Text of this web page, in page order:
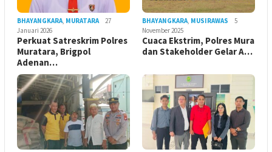
BHAYANGKARA MURATARA
27
Januari 2026
Perkuat Satreskrim Polres
Muratara, Brigpol
Adenan…
BHAYANGKARA MUSIRAWAS
5
November 2025
Cuaca Ekstrim, Polres Mura
dan Stakeholder Gelar A…